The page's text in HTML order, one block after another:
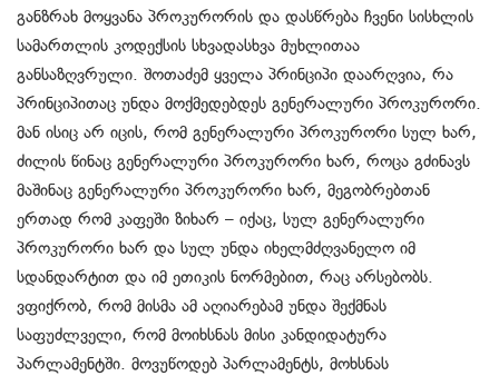
განზრახ მოყვანა პროკურორის და დასწრება ჩვენი სისხლის
სამართლის კოდექსის სხვადასხვა მუხლითაა
განსაზღვრული. შოთაძემ ყველა პრინციპი დაარღვია, რა
პრინციპითაც უნდა მოქმედებდეს გენერალური პროკურორი.
მან ისიც არ იცის, რომ გენერალური პროკურორი სულ ხარ,
ძილის წინაც გენერალური პროკურორი ხარ, როცა გძინავს
მაშინაც გენერალური პროკურორი ხარ, მეგობრებთან
ერთად რომ კაფეში ზიხარ – იქაც, სულ გენერალური
პროკურორი ხარ და სულ უნდა იხელმძღვანელო იმ
სდანდარტით და იმ ეთიკის ნორმებით, რაც არსებობს.
ვფიქრობ, რომ მისმა ამ აღიარებამ უნდა შექმნას
საფუძლველი, რომ მოიხსნას მისი კანდიდატურა
პარლამენტში. მოვუწოდებ პარლამენტს, მოხსნას